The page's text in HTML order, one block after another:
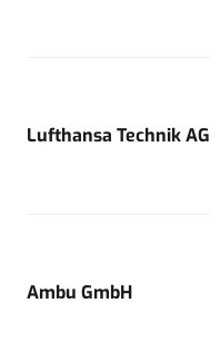
Lufthansa Technik AG
Ambu GmbH